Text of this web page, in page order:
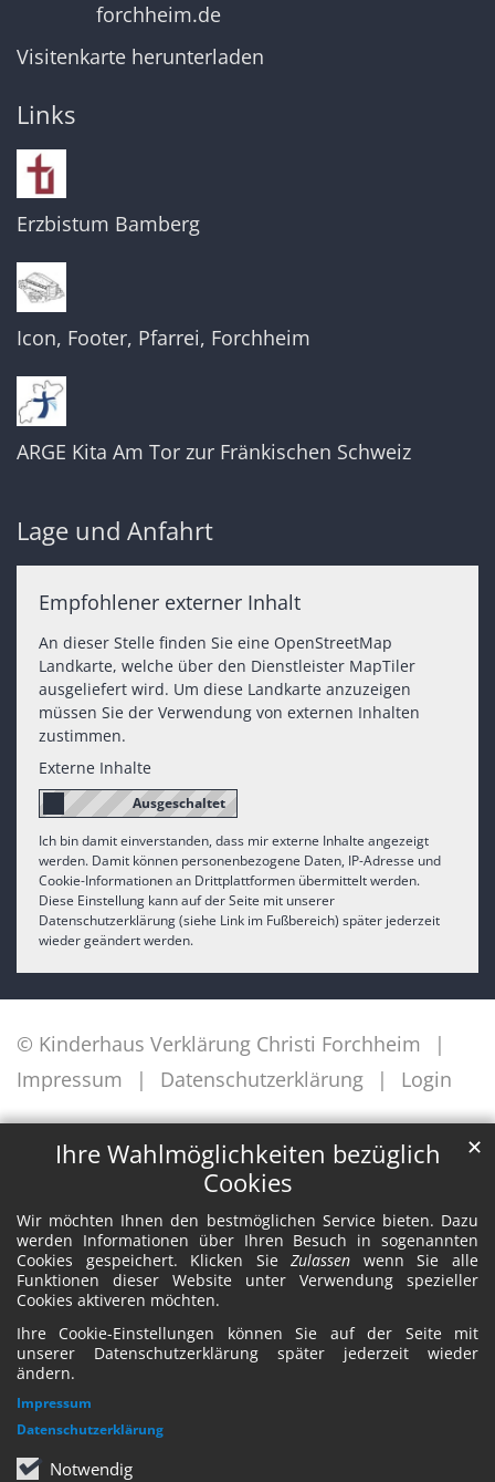
Ihre Wahlmöglichkeiten bezüglich
Cookies
Wir möchten Ihnen den bestmöglichen Service bieten. Dazu
werden Informationen über Ihren Besuch in sogenannten
Cookies gespeichert. Klicken SieZulassen wenn Sie alle
Funktionen dieser Website unter Verwendung spezieller
Cookies aktiveren möchten.
Ihre Cookie-Einstellungen können Sie auf der Seite mit
unserer Datenschutzerklärung später jederzeit wieder
ändern.
Notwendig
✕
Impressum
Datenschutzerklärung
forchheim.de
Visitenkarte herunterladen
Links
Erzbistum Bamberg
Icon, Footer, Pfarrei, Forchheim
ARGE Kita Am Tor zur Fränkischen Schweiz
Lage und Anfahrt
Empfohlener externer Inhalt
An dieser Stelle finden Sie eine OpenStreetMap
Landkarte, welche über den Dienstleister MapTiler
ausgeliefert wird. Um diese Landkarte anzuzeigen
müssen Sie der Verwendung von externen Inhalten
zustimmen.
Externe Inhalte
Ich bin damit einverstanden, dass mir externe Inhalte angezeigt
werden. Damit können personenbezogene Daten, IP-Adresse und
Cookie-Informationen an Drittplattformen übermittelt werden.
Diese Einstellung kann auf der Seite mit unserer
Datenschutzerklärung (siehe Link im Fußbereich) später jederzeit
wieder geändert werden.
© Kinderhaus Verklärung Christi Forchheim
Impressum
Datenschutzerklärung Login